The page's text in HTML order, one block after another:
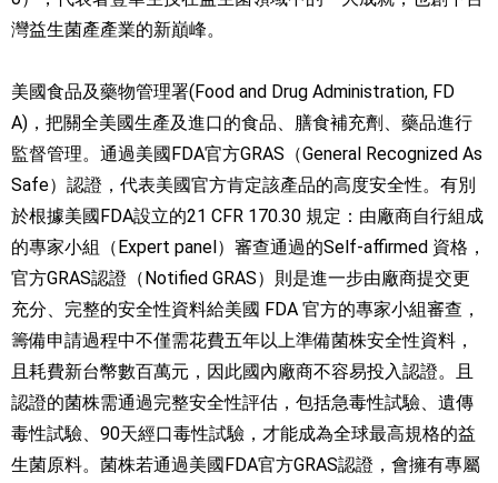
灣益生菌產產業的新巔峰。
美國食品及藥物管理署(Food and Drug Administration, FD
A)，把關全美國生產及進口的食品、膳食補充劑、藥品進行
監督管理。通過美國FDA官方GRAS（General Recognized As
Safe）認證，代表美國官方肯定該產品的高度安全性。有別
於根據美國FDA設立的21 CFR 170.30 規定：由廠商自行組成
的專家小組（Expert panel）審查通過的Self-affirmed 資格，
官方GRAS認證（Notified GRAS）則是進一步由廠商提交更
充分、完整的安全性資料給美國 FDA 官方的專家小組審查，
籌備申請過程中不僅需花費五年以上準備菌株安全性資料，
且耗費新台幣數百萬元，因此國內廠商不容易投入認證。且
認證的菌株需通過完整安全性評估，包括急毒性試驗、遺傳
毒性試驗、90天經口毒性試驗，才能成為全球最高規格的益
生菌原料。菌株若通過美國FDA官方GRAS認證，會擁有專屬